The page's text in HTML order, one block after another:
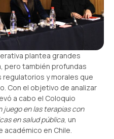
plantea grandes
pero también profundas
y morales que
Con el objetivo de analizar
a cabo el Coloquio
juego en las terapias con
en salud pública, un
académico en Chile.